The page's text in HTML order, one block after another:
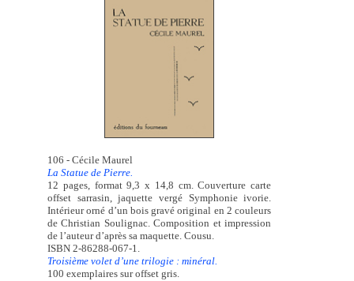
106 - Cécile Maurel
La Statue de Pierre.
12 pages, format 9,3 x 14,8 cm. Couverture carte
offset sarrasin, jaquette vergé Symphonie ivorie.
Intérieur orné d’un bois gravé original en 2 couleurs
de Christian Soulignac. Composition et impression
de l’auteur d’après sa maquette. Cousu.
ISBN 2-86288-067-1.
Troisième volet d’une trilogie : minéral.
100 exemplaires sur offset gris.